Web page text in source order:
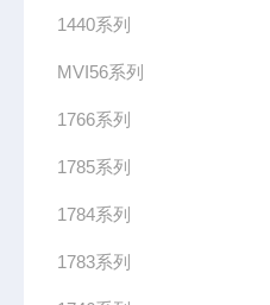
1440系列
MVI56系列
1766系列
1785系列
1784系列
1783系列